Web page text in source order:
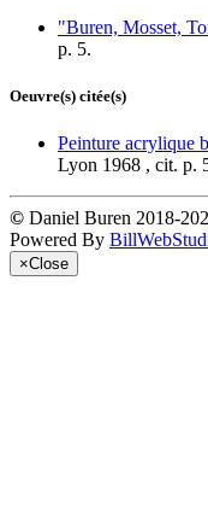
"Buren, Mosset,
p. 5.
Oeuvre(s) citée(s)
Peinture acrylique
Lyon 1968 , cit. p.
© Daniel Buren 2018-
Powered By
×Close